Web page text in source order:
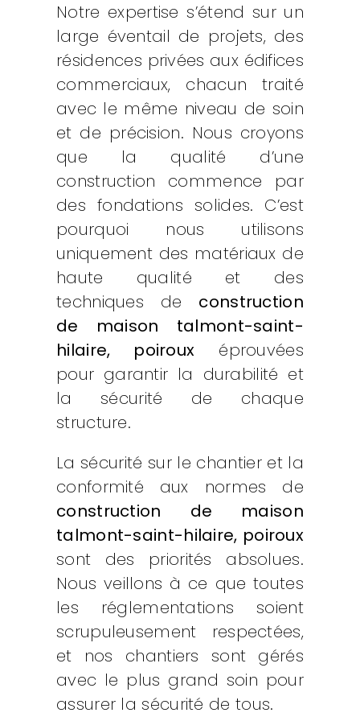
Notre expertise s’étend sur un
large éventail de projets, des
résidences privées aux édifices
commerciaux, chacun traité
avec le même niveau de soin
et de précision. Nous croyons
que la qualité d’une
construction commence par
des fondations solides. C’est
pourquoi nous utilisons
uniquement des matériaux de
haute qualité et des
techniques de construction
de maison talmont-saint-
hilaire, poiroux éprouvées
pour garantir la durabilité et
la sécurité de chaque
structure.
La sécurité sur le chantier et la
conformité aux normes de
construction de maison
talmont-saint-hilaire, poiroux
sont des priorités absolues.
Nous veillons à ce que toutes
les réglementations soient
scrupuleusement respectées,
et nos chantiers sont gérés
avec le plus grand soin pour
assurer la sécurité de tous.